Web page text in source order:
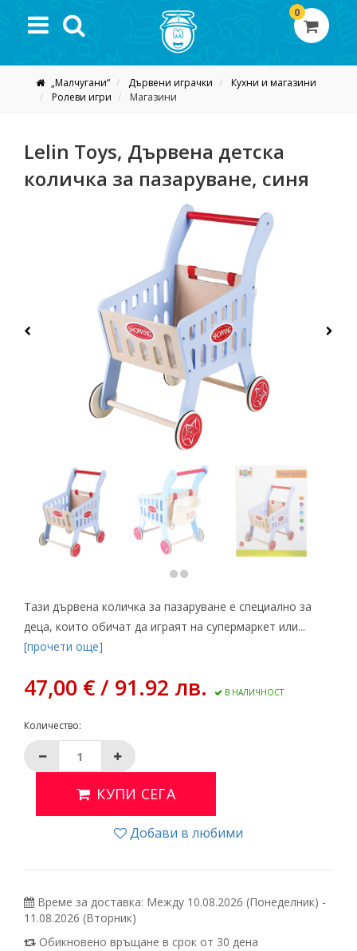
0
„Малчугани“ Дървени играчки
Кухни и магазини
Ролеви игри
Магазини
Lelin Toys, Дървена детска
количка за пазаруване, синя
Тази дървена количка за пазаруване е специално за
деца, които обичат да играят на супермаркет или...
[прочети още]
47,00 € / 91.92 лв. В НАЛИЧНОСТ
Количество:
КУПИ СЕГА
Добави в любими
Време за доставка: Между 10.08.2026 (Понеделник) -
11.08.2026 (Вторник)
Обикновено връщане в срок от 30 дена